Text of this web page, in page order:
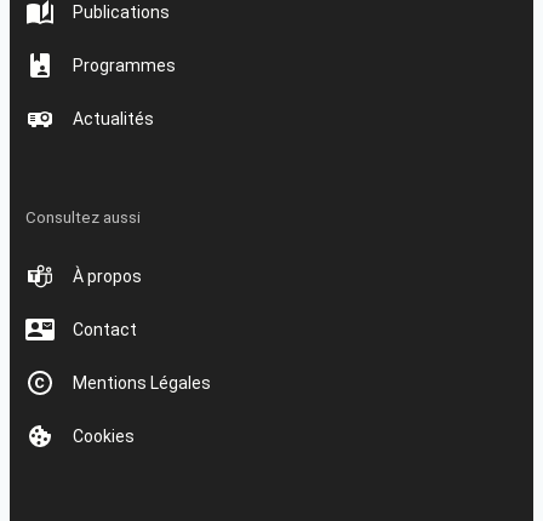
Publications
Programmes
Actualités
Consultez aussi
À propos
Contact
Mentions Légales
Cookies